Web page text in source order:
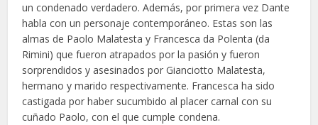
un condenado verdadero. Además, por primera vez Dante
habla con un personaje contemporáneo. Estas son las
almas de Paolo Malatesta y Francesca da Polenta (da
Rimini) que fueron atrapados por la pasión y fueron
sorprendidos y asesinados por Gianciotto Malatesta,
hermano y marido respectivamente. Francesca ha sido
castigada por haber sucumbido al placer carnal con su
cuñado Paolo, con el que cumple condena.